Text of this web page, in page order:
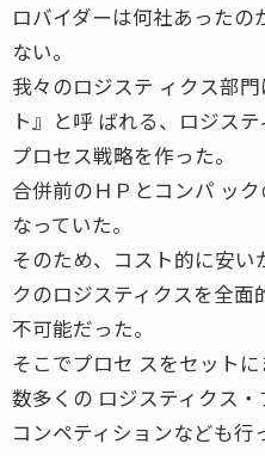
ロバイダーは何社あった
ない。
我々のロジステ ィクス部
ト』と呼 ばれる、ロジス
プロセス戦略を作った。
合併前のＨＰとコンパ ッ
なっていた。
そのため、コスト的に安い
クのロジスティクスを全
不可能だった。
そこでプロセ スをセットに
数多くの ロジスティクス・
コンペティションなども